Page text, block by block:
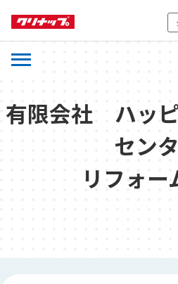
有限会社 ハッ
セン
リフォー